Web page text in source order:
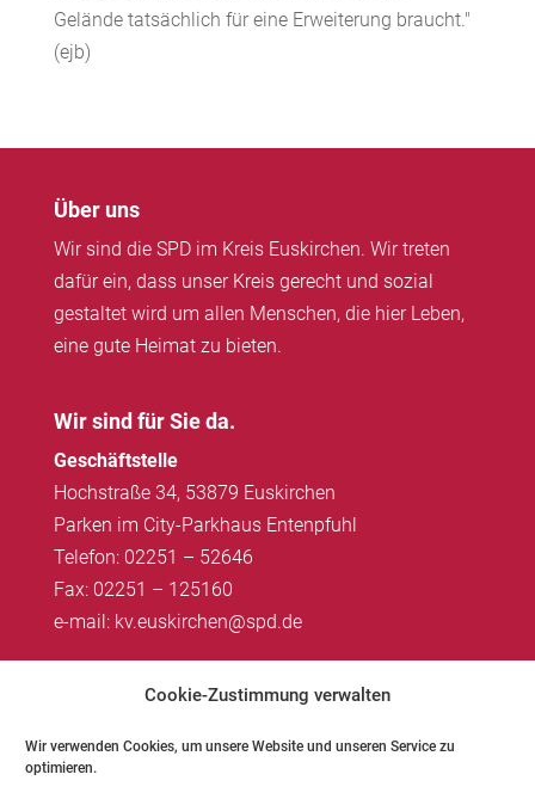
Cookie-Zustimmung verwalten
Wir verwenden Cookies, um unsere Website und unseren Service zu
optimieren.
Gelände tatsächlich für eine Erweiterung braucht."
(ejb)
Über uns
Wir sind die SPD im Kreis Euskirchen. Wir treten
dafür ein, dass unser Kreis gerecht und sozial
gestaltet wird um allen Menschen, die hier Leben,
eine gute Heimat zu bieten.
Wir sind für Sie da.
Geschäftstelle
Hochstraße 34, 53879 Euskirchen
Parken im City-Parkhaus Entenpfuhl
Telefon: 02251 – 52646
Fax: 02251 – 125160
e-mail: kv.euskirchen@spd.de